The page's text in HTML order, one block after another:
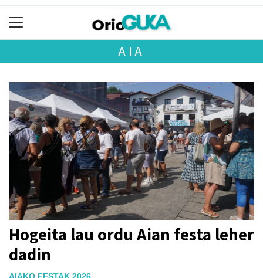
AIA
Hogeita lau ordu Aian festa leher
dadin
AIAKO FESTAK 2026